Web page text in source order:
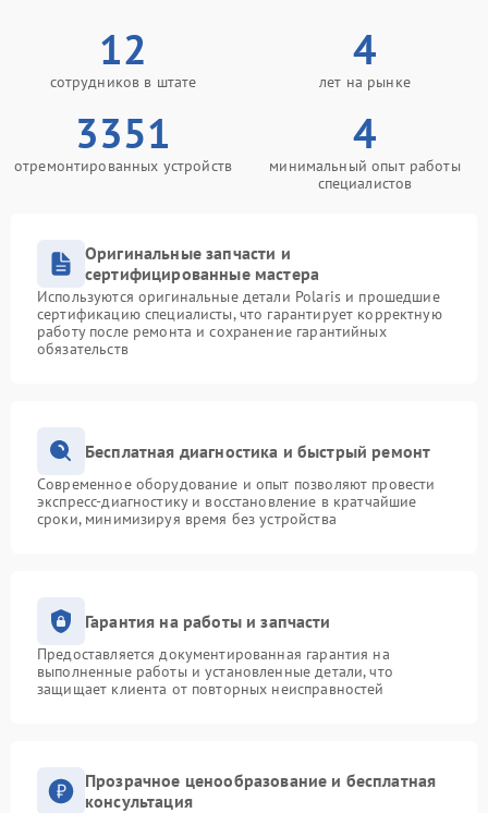
12
сотрудников в штате
4
лет на рынке
3351
отремонтированных устройств
4
минимальный опыт работы
специалистов
Оригинальные запчасти и
сертифицированные мастера
Используются оригинальные детали Polaris и прошедшие
сертификацию специалисты, что гарантирует корректную
работу после ремонта и сохранение гарантийных
обязательств
Бесплатная диагностика и быстрый ремонт
Современное оборудование и опыт позволяют провести
экспресс-диагностику и восстановление в кратчайшие
сроки, минимизируя время без устройства
Гарантия на работы и запчасти
Предоставляется документированная гарантия на
выполненные работы и установленные детали, что
защищает клиента от повторных неисправностей
Прозрачное ценообразование и бесплатная
консультация